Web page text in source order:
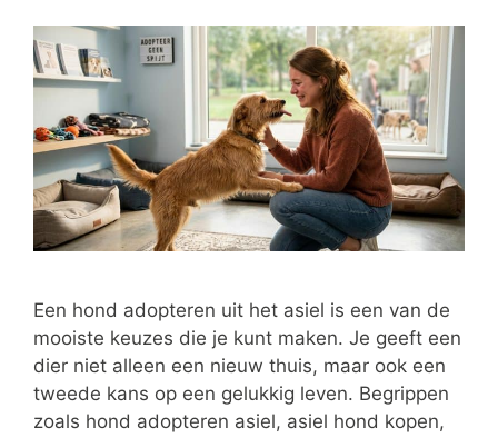
Een hond adopteren uit het asiel is een van de
mooiste keuzes die je kunt maken. Je geeft een
dier niet alleen een nieuw thuis, maar ook een
tweede kans op een gelukkig leven. Begrippen
zoals hond adopteren asiel, asiel hond kopen,